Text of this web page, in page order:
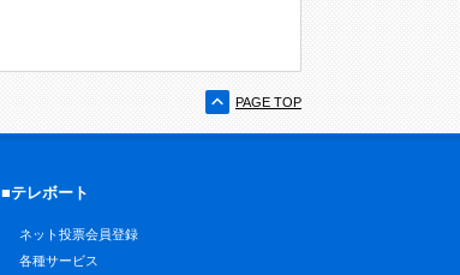
PAGE TOP
■テレボート
ネット投票会員登録
各種サービス